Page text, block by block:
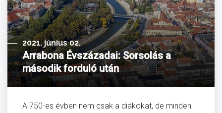
2021. június 02.
Arrabona Évszázadai: Sorsolás a
második forduló után
A 750-es évben nem csak a diákokat, de minden